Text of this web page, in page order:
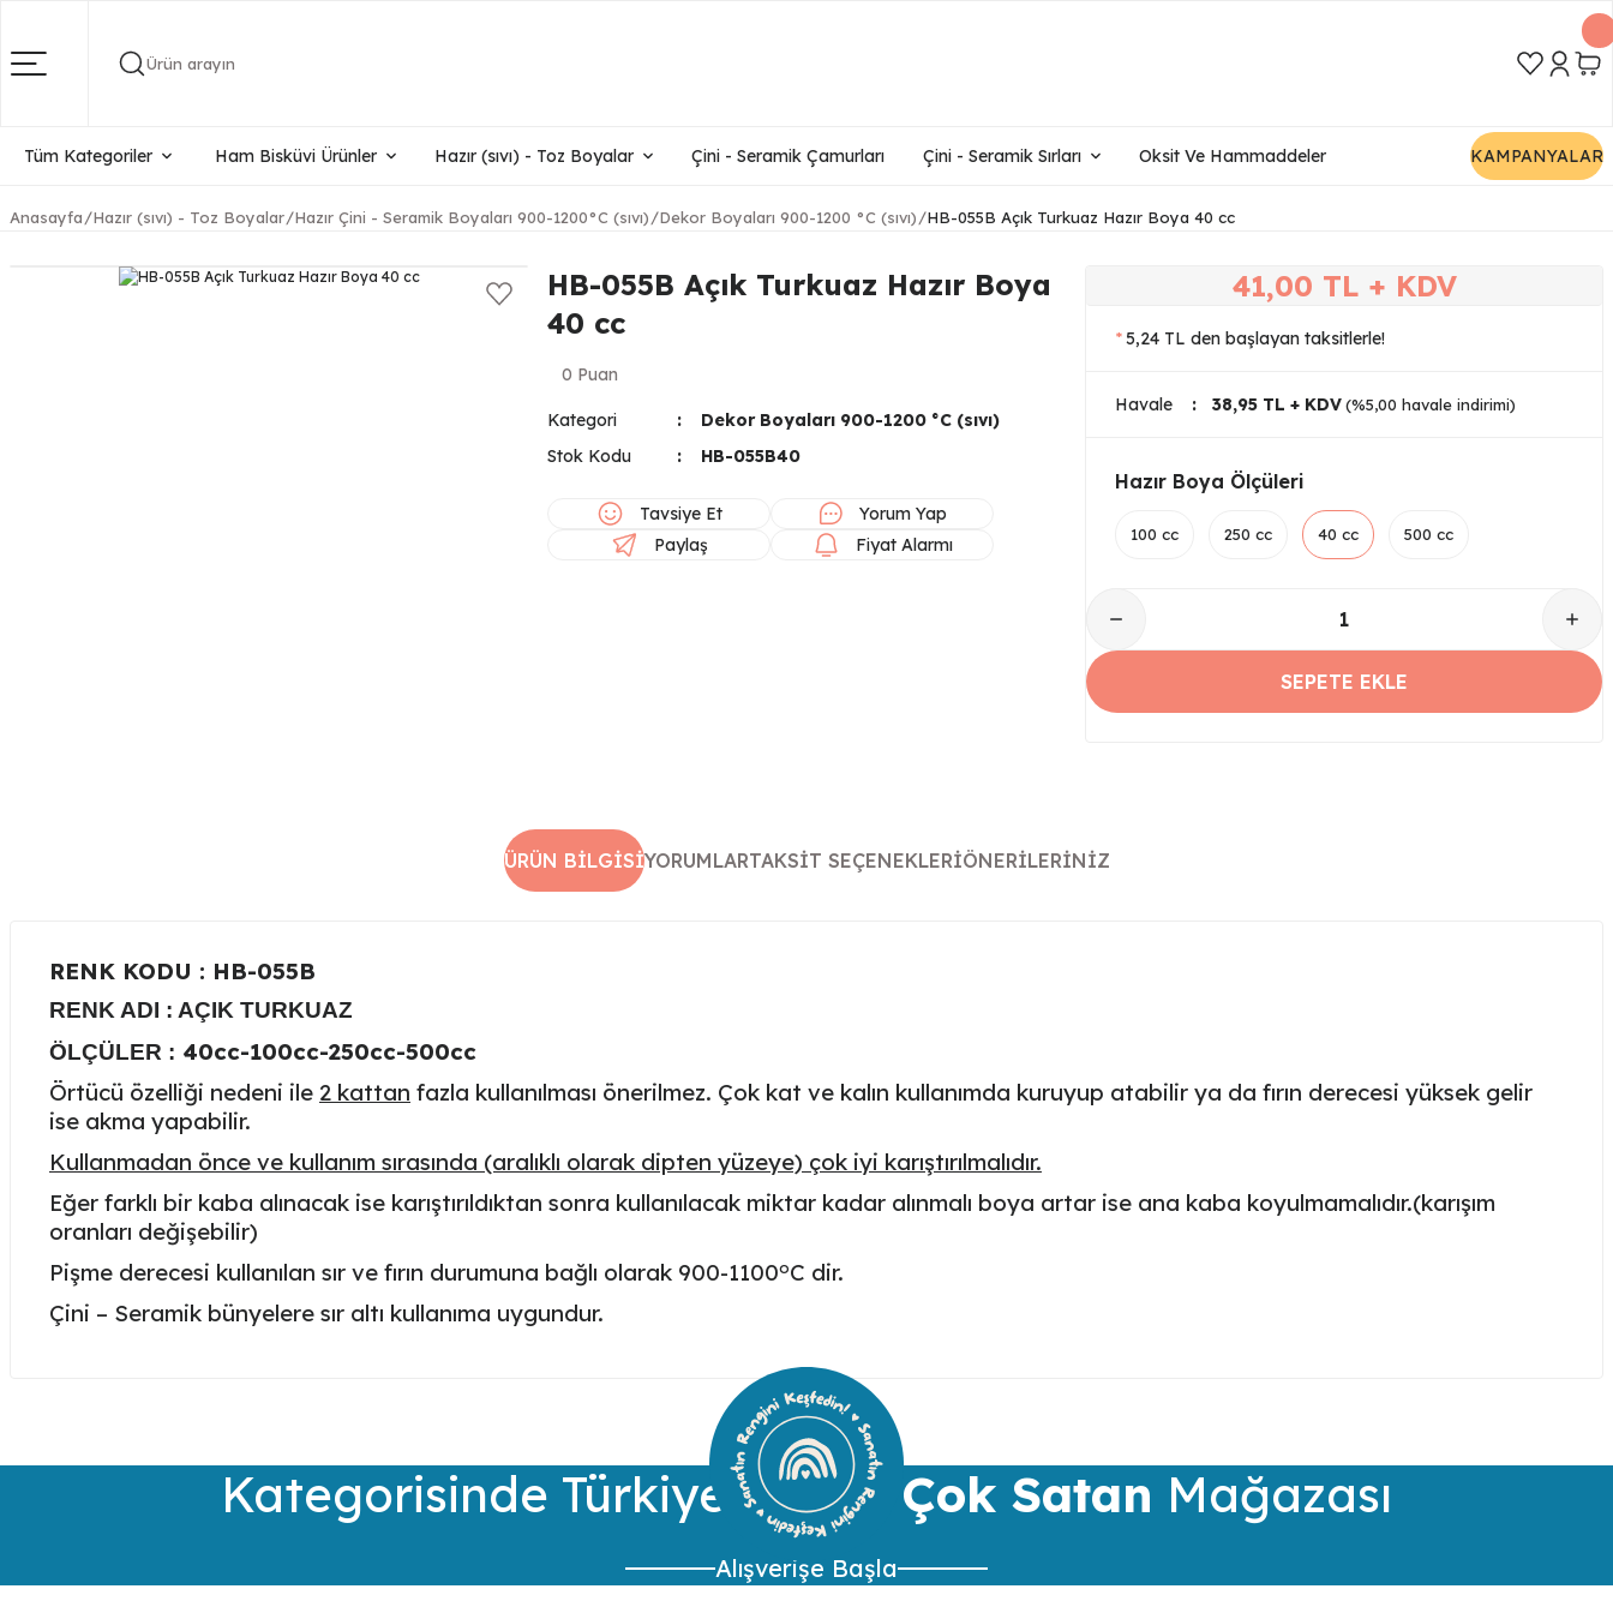
Ürün arayın
Tüm Kategoriler Ham Bisküvi Ürünler Hazır (sıvı) - Toz Boyalar Çini - Seramik Çamurları Çini - Seramik Sırları Oksit Ve Hammaddeler KAMPANYALAR
Anasayfa Hazır (sıvı) - Toz Boyalar Hazır Çini - Seramik Boyaları 900-1200°C (sıvı) Dekor Boyaları 900-1200 °C (sıvı) HB-055B Açık Turkuaz Hazır Boya 40 cc
HB-055B Açık Turkuaz Hazır Boya
40 cc
0 Puan
Kategori
Dekor Boyaları 900-1200 °C (sıvı)
Stok Kodu
HB-055B40
Tavsiye Et
Yorum Yap
Paylaş
Fiyat Alarmı
41,00 TL + KDV
*5,24 TL den başlayan taksitlerle!
Havale 38,95 TL + KDV (%5,00 havale indirimi)
Hazır Boya Ölçüleri
100 cc 250 cc 40 cc 500 cc
SEPETE EKLE
ÜRÜN BILGISIYORUMLARTAKSIT SEÇENEKLERIÖNERILERINIZ
RENK KODU : HB-055B
RENK ADI : AÇIK TURKUAZ
ÖLÇÜLER : 40cc-100cc-250cc-500cc
Örtücü özelliği nedeni ile 2 kattan fazla kullanılması önerilmez. Çok kat ve kalın kullanımda kuruyup atabilir ya da fırın derecesi yüksek gelir
ise akma yapabilir.
Kullanmadan önce ve kullanım sırasında (aralıklı olarak dipten yüzeye) çok iyi karıştırılmalıdır.
Eğer farklı bir kaba alınacak ise karıştırıldıktan sonra kullanılacak miktar kadar alınmalı boya artar ise ana kaba koyulmamalıdır.(karışım
oranları değişebilir)
Pişme derecesi kullanılan sır ve fırın durumuna bağlı olarak 900-1100oC dir.
Çini – Seramik bünyelere sır altı kullanıma uygundur.
Bu ürüne ilk yorumu siz yapın!
Yorum Yaz
Ürün açıklamasında eksik bilgiler bulunuyor.
Kategorisinde Türkiye’ninEn Çok Satan Mağazası
Alışverişe Başla